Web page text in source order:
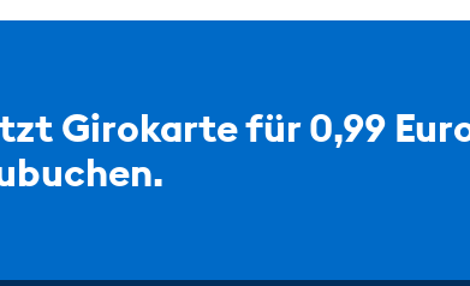
Girokarte für 0,99